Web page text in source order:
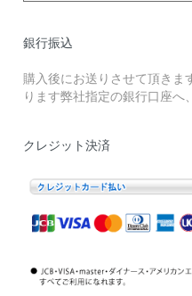
銀行振込
購入後にお送りさせて頂きま
ります弊社指定の銀行口座へ
クレジット決済